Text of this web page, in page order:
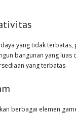
yang tidak terbatas,
bangunan yang luas
yang terbatas.
berbagai elemen